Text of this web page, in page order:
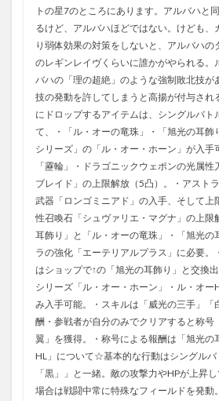
トの星7のところにあります。アルバハと
るけど、アルバハほどではない。けども、
り弱体効果の対策をしないと、アルバハの
のレギンレイヴくらいに誰かがやられる。
バハの「理の超絶」のような強制敗北技が
技の発動を許してしまうと高揚が付与され
にドロップするアイテムは、シングルバト
て、・「ル・オーの竜珠」・「旭光の耳飾
シリーズ」の「ル・オー・ホーン」が入手
「靂輪」・ドラゴニックウェポンの光属
ブレイド」の上限解放（5凸）。・アスト
武器「ロンゴミニアド」の入手、そして上
性召喚石「シュヴァリエ・マグナ」の上限
耳飾り」と「ル・オーの竜珠」・「旭光の
ラの強化「エーテリアルプラス」に必要。
はショップで↑の「旭光の耳飾り」と交換
シリーズ「ル・オー・ホーン」・ル・オー
み入手可能。・スキルは「威光の三手」「
酬・参戦者が自分のみでクリアすると称号
翼」を獲得。・称号による報酬は「旭光の
HL」について☆基本的な行動はシングルバ
「黒」」と一緒。敵の攻撃力やHPが上昇
場合は戦闘中常に特殊なフィールドを発動